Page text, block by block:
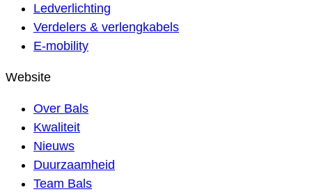
Ledverlichting
Verdelers & verlengkabels
E-mobility
Website
Over Bals
Kwaliteit
Nieuws
Duurzaamheid
Team Bals